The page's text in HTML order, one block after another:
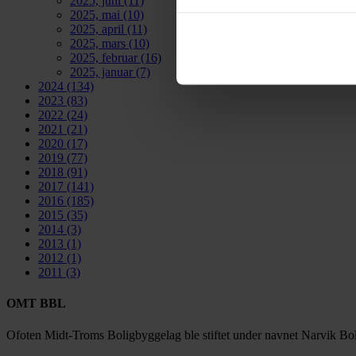
2025, mai (10)
2025, april (11)
2025, mars (10)
2025, februar (16)
2025, januar (7)
2024 (134)
2023 (83)
2022 (24)
2021 (21)
2020 (17)
2019 (77)
2018 (91)
2017 (141)
2016 (185)
2015 (35)
2014 (3)
2013 (1)
2012 (1)
2011 (3)
OMT BBL
Ofoten Midt-Troms Boligbyggelag ble stiftet under navnet Narvik